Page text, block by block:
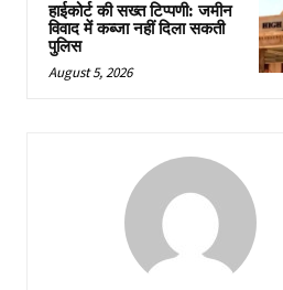
हाईकोर्ट की सख्त टिप्पणी: जमीन
विवाद में कब्जा नहीं दिला सकती
पुलिस
August 5, 2026